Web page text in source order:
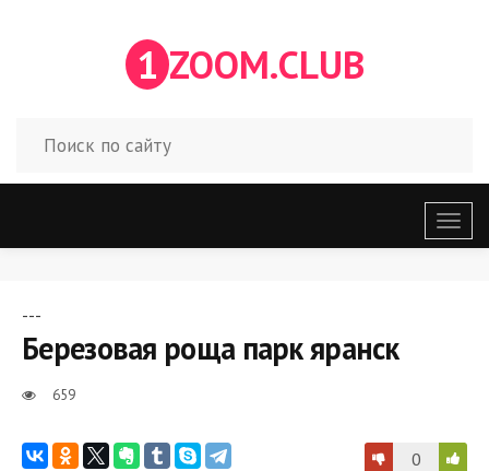
1 ZOOM.CLUB
меню
---
Березовая роща парк яранск
659
0